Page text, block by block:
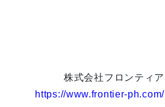
株式会社フロンティア
https://www.frontier-ph.com/